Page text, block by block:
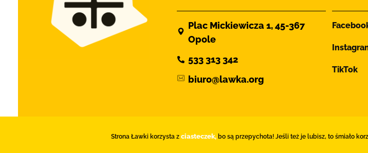
Plac Mickiewicza 1, 45-367
Opole
533 313 342
biuro@lawka.org
TikTok
Strona Ławki korzysta z ciasteczek,bo są przepychota! Jeśli też je lubisz, to śmiało